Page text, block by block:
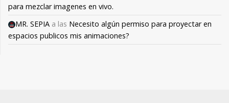
para mezclar imagenes en vivo.
MR. SEPIA a las Necesito algún permiso para proyectar en
espacios publicos mis animaciones?